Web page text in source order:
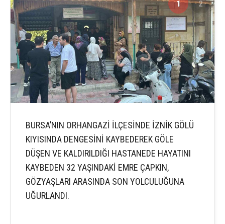
1 2
BURSA’NIN ORHANGAZİ İLÇESİNDE İZNİK GÖLÜ
KIYISINDA DENGESİNİ KAYBEDEREK GÖLE
DÜŞEN VE KALDIRILDIĞI HASTANEDE HAYATINI
KAYBEDEN 32 YAŞINDAKİ EMRE ÇAPKIN,
GÖZYAŞLARI ARASINDA SON YOLCULUĞUNA
UĞURLANDI.